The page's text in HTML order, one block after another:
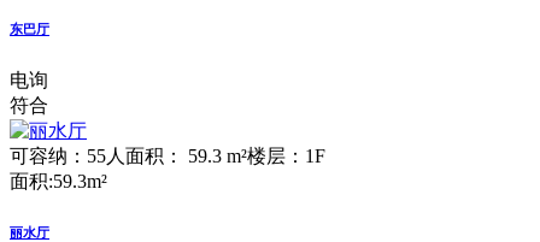
东巴厅
电询
符合
可容纳：55人面积： 59.3 m²楼层：1F
面积:59.3m²
丽水厅